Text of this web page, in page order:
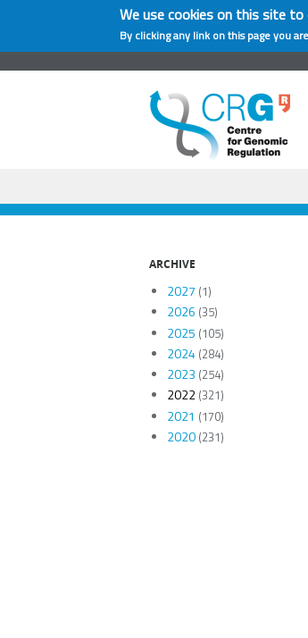
We use cookies on this site to
By clicking any link on this page you
ARCHIVE
2027 (1)
2026 (35)
2025 (105)
2024(284)
2023 (254)
2022(321)
2021 (170)
2020(231)